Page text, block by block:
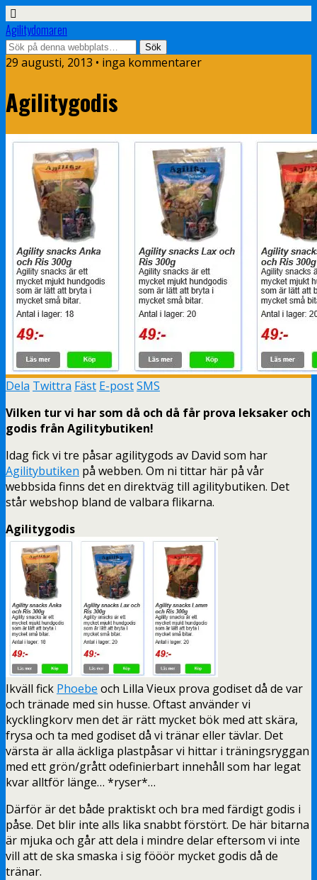
Agilitydomaren
29 augusti, 2013 • inga kommentarer
Agilitygodis
Dela Twittra Fäst E-postSMS
Vilken tur vi har som då och då får prova leksaker och
godis från Agilitybutiken!
Idag fick vi tre påsar agilitygods av David som har
Agilitybutiken på webben. Om ni tittar här på vår
webbsida finns det en direktväg till agilitybutiken. Det
står webshop bland de valbara flikarna.
Agilitygodis
Ikväll fick Phoebe och Lilla Vieux prova godiset då de var
och tränade med sin husse. Oftast använder vi
kycklingkorv men det är rätt mycket bök med att skära,
frysa och ta med godiset då vi tränar eller tävlar. Det
värsta är alla äckliga plastpåsar vi hittar i träningsryggan
med ett grön/grått odefinierbart innehåll som har legat
kvar alltför länge… *ryser*…
Därför är det både praktiskt och bra med färdigt godis i
påse. Det blir inte alls lika snabbt förstört. De här bitarna
är mjuka och går att dela i mindre delar eftersom vi inte
vill att de ska smaska i sig fööör mycket godis då de
tränar.